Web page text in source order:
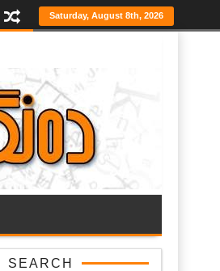
Saturday, August 8th, 2026
SEARCH